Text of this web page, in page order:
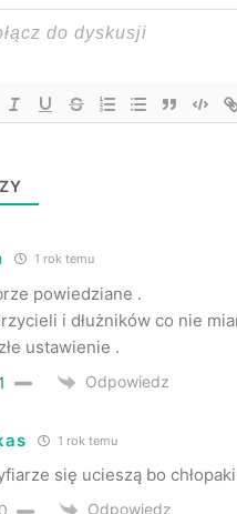
1 rok temu
powiedziane .
i dłużników co nie
ustawienie .
Odpowiedz
1 rok temu
się ucieszą bo
Odpowiedz